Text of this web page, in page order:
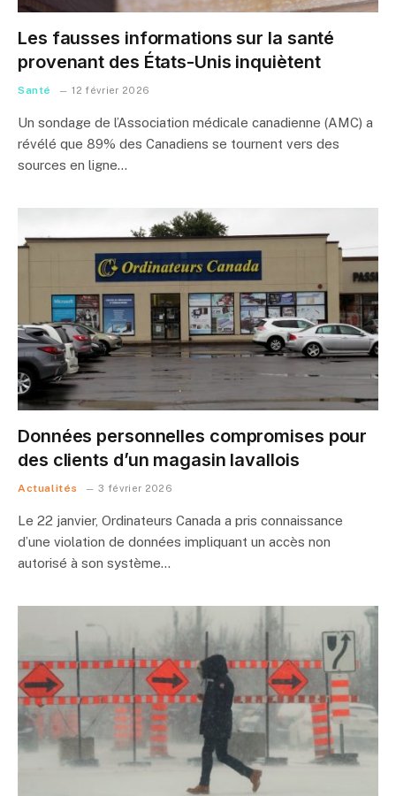
Les fausses informations sur la santé
provenant des États-Unis inquiètent
Santé 12 février 2026
Un sondage de l’Association médicale canadienne (AMC) a
révélé que 89% des Canadiens se tournent vers des
sources en ligne…
Données personnelles compromises pour
des clients d’un magasin lavallois
Actualités 3 février 2026
Le 22 janvier, Ordinateurs Canada a pris connaissance
d’une violation de données impliquant un accès non
autorisé à son système…